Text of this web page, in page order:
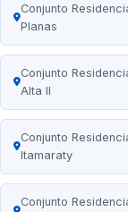
Conjunto
Planas
Conjunto
Alta II
Conjunto
Itamaraty
Conjunto